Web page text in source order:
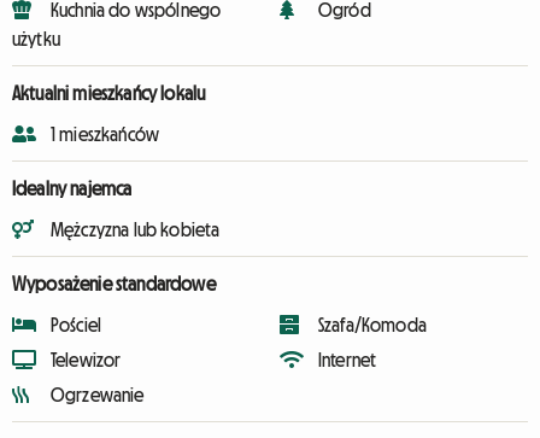
Kuchnia do wspólnego
użytku
Ogród
Aktualni mieszkańcy lokalu
1 mieszkańców
Idealny najemca
Mężczyzna lub kobieta
Wyposażenie standardowe
Pościel
Telewizor
Ogrzewanie
Szafa/Komoda
Internet